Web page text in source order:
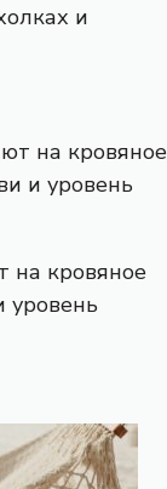
и
на кровяное
уровень